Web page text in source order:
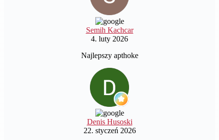
Semih Kachcar
4. luty 2026
Najlepszy apthoke
Denis Husoski
22. styczeń 2026